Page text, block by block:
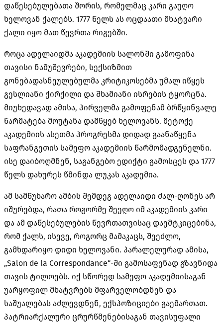
დაწესებულებათა შორის, რომელმაც კარი გაუღო
ხელოვან ქალებს. 1777 წელს ას ოცდაათი მხატვარი
ქალი იყო მათ წევრთა რიგებში.
როცა ადელაიდმა აკადემიის სალონში გამოფინა
თავისი ნამუშევრები, სექსიზმით
გონებადასნეულებულმა კრიტიკოსებმა უმალ იწყეს
გესლიანი ქირქილი და შხამიანი ისრების ტყორცნა.
მიუხედავად ამისა, პირველმა გამოფენამ ბრწყინვალე
წარმატება მოუტანა დამწყებ ხელოვანს. მეტოქე
აკადემიის ასეთმა პროგრესმა დიდად გაანაწყენა
საფრანგეთის სამეფო აკადემიის წარმომადგენელნი.
ისე დაიბოღმნენ, საგანგებო ედიქტი გამოსცეს და 1777
წელს დახურეს წმინდა ლუკას აკადემია.
ამ სამწუხარო ამბის შემდეგ ადელაიდი ძალ-ღონეს არ
იშურებდა, რათა როგორმე შეეღო იმ აკადემიის კარი
და ამ დაწესებულების წევრთათვისაც დაემტკიცებინა,
რომ ქალს, ისევე, როგორც მამაკაცს, შეეძლო,
გამხდარიყო დიდი ხელოვანი. პარალელურად ამისა,
„Salon de la Correspondance“-ში გამოსაფენად გზავნიდა
თავის ტილოებს. იქ სწორედ სამეფო აკადემიისაგან
უარყოფილ მხატვრებს მფარველობდნენ და
საშუალებას აძლევდნენ, ექსპოზიციები გაემართათ.
პატრიარქალური ცრურწმენებისაგან თავისუფალი